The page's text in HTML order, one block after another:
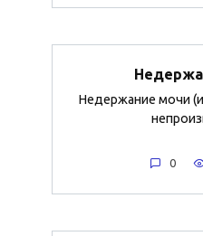
Недержание мочи
0